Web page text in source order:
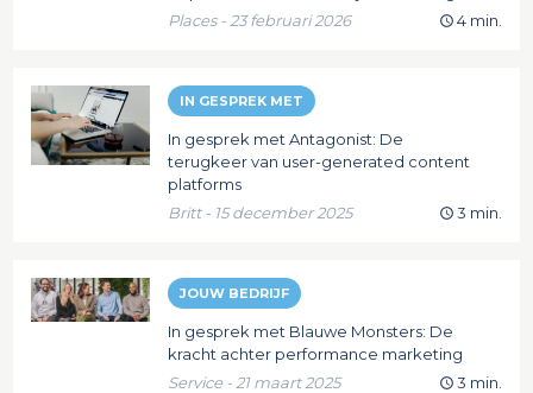
Places - 23 februari 2026
4 min.
IN GESPREK MET
In gesprek met Antagonist: De
terugkeer van user-generated content
platforms
Britt - 15 december 2025
3 min.
JOUW BEDRIJF
In gesprek met Blauwe Monsters: De
kracht achter performance marketing
Service - 21 maart 2025
3 min.